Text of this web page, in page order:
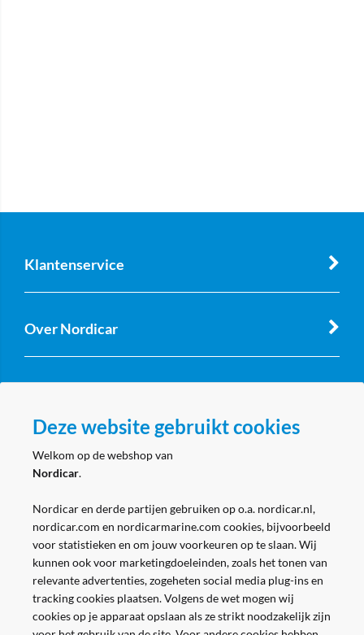
Klantenservice
Over Nordicar
Volg ons
Deze website gebruikt cookies
Welkom op de webshop van
Nordicar.
Nordicar en derde partijen gebruiken op o.a. nordicar.nl,
nordicar.com en nordicarmarine.com cookies, bijvoorbeeld
voor statistieken en om jouw voorkeuren op te slaan. Wij
kunnen ook voor marketingdoeleinden, zoals het tonen van
relevante advertenties, zogeheten social media plug-ins en
tracking cookies plaatsen. Volgens de wet mogen wij
cookies op je apparaat opslaan als ze strikt noodzakelijk zijn